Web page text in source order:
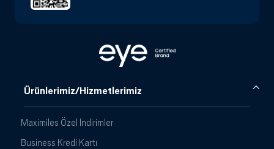
Ürünlerimiz/Hizmetlerimiz
Maximiles Özel İndirimler
Business Kredi Kartı